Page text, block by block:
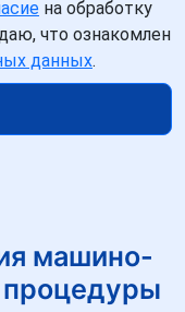
на обработку
что ознакомлен
данных.
машино-
процедуры